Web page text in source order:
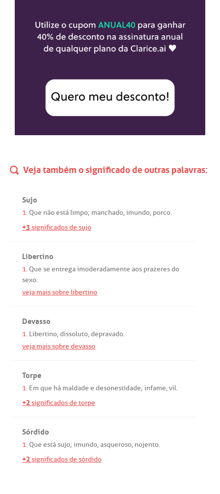
Veja também o significado de outras palavras:
Sujo
1. Que nãoestá limpo; manchado,imundo, porco.
+3significados de sujo
Libertino
1. Que se entregaimoderadamente aos prazeresdo
sexo.
veja mais sobre libertino
Devasso
1. Libertino,dissoluto,depravado.
veja mais sobre devasso
Torpe
1. Em que há maldade e desonestidade; infame,vil.
+2significados de torpe
Sórdido
1. Que estásujo; imundo,asqueroso, nojento.
+2significados de sórdido